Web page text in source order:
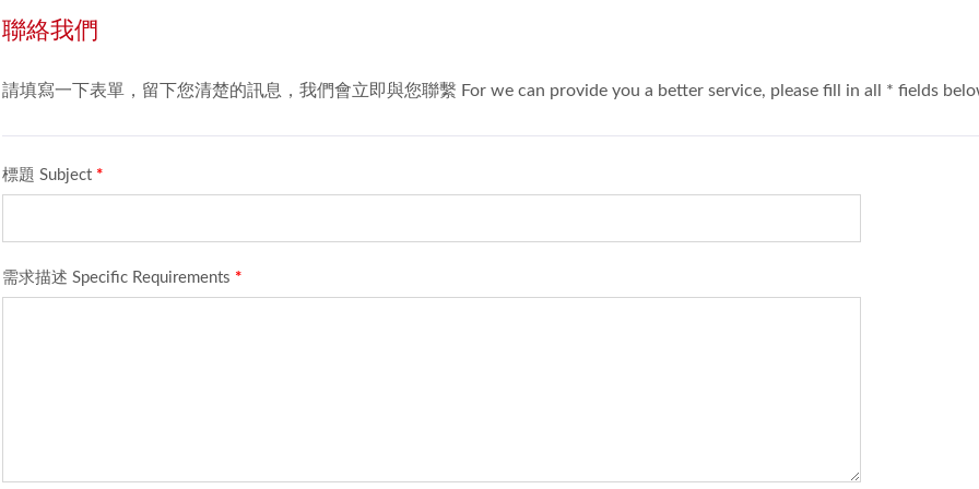
聯絡我們
請填寫一下表單，留下您清楚的訊息，我們會立即與您聯繫 For we can provide you a better service, please fill in all * fields
標題 Subject *
需求描述 Specific Requirements *